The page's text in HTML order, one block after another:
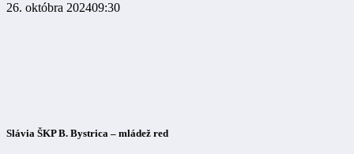
26. októbra 202409:30
Slávia ŠKP B. Bystrica – mládež red